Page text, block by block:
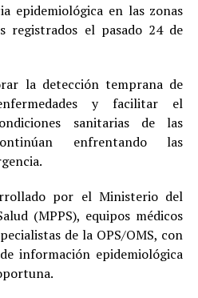
epidemiológica en las zonas
registrados el pasado 24 de
la detección temprana de
y facilitar el
sanitarias de las
enfrentando las
por el Ministerio del
(MPPS), equipos médicos
de la OPS/OMS, con
información epidemiológica